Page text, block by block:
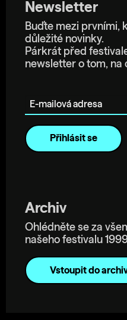
Newsletter
Buďte mezi prvními,
důležité novinky.
Párkrát před
newsletter o tom, na
Archiv
Ohlédněte se za
našeho festivalu
Vstoupit do